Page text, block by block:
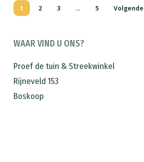
1 2 3 … 5 Volgende
WAAR VIND U ONS?
Proef de tuin & Streekwinkel
Rijneveld 153
Boskoop